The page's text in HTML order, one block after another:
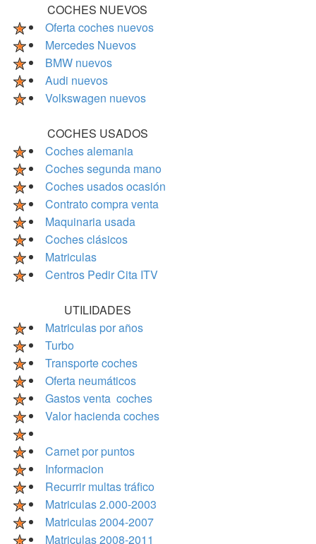
COCHES NUEVOS
Oferta coches nuevos
Mercedes Nuevos
BMW nuevos
Audi nuevos
Volkswagen nuevos
COCHES USADOS
Coches alemania
Coches segunda mano
Coches usados ocasión
Contrato compra venta
Maquinaria usada
Coches clásicos
Matriculas
Centros Pedir Cita ITV
UTILIDADES
Matriculas por años
Turbo
Transporte coches
Oferta neumáticos
Gastos venta coches
Valor hacienda coches
Carnet por puntos
Informacion
Recurrir multas tráfico
Matriculas 2.000-2003
Matriculas 2004-2007
Matriculas 2008-2011